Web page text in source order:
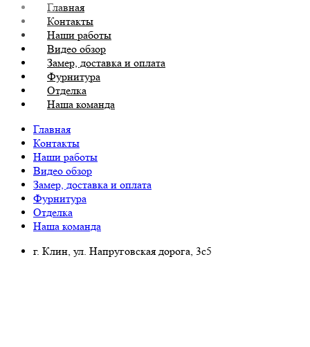
Главная
Контакты
Наши работы
Видео обзор
Замер, доставка и оплата
Фурнитура
Отделка
Наша команда
Главная
Контакты
Наши работы
Видео обзор
Замер, доставка и оплата
Фурнитура
Отделка
Наша команда
г. Клин, ул. Напруговская дорога, 3с5